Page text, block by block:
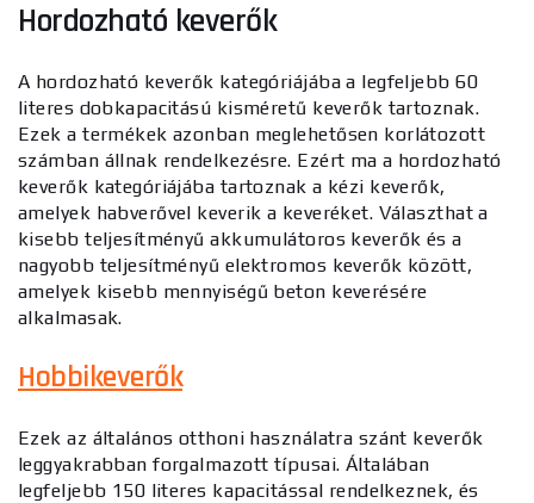
Hordozható keverők
A hordozható keverők kategóriájába a legfeljebb 60
literes dobkapacitású kisméretű keverők tartoznak.
Ezek a termékek azonban meglehetősen korlátozott
számban állnak rendelkezésre. Ezért ma a hordozható
keverők kategóriájába tartoznak a kézi keverők,
amelyek habverővel keverik a keveréket. Választhat a
kisebb teljesítményű akkumulátoros keverők és a
nagyobb teljesítményű elektromos keverők között,
amelyek kisebb mennyiségű beton keverésére
alkalmasak.
Hobbikeverők
Ezek az általános otthoni használatra szánt keverők
leggyakrabban forgalmazott típusai. Általában
legfeljebb 150 literes kapacitással rendelkeznek, és